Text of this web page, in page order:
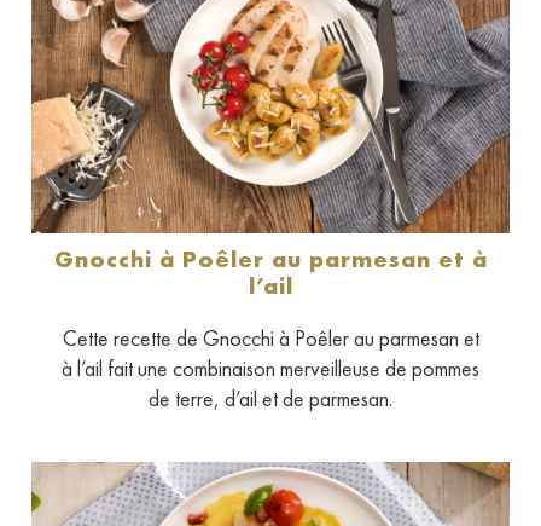
Gnocchi à Poêler au parmesan et à
l’ail
Cette recette de Gnocchi à Poêler au parmesan et
à l’ail fait une combinaison merveilleuse de pommes
de terre, d’ail et de parmesan.